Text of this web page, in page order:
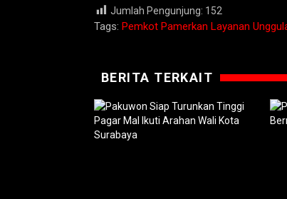
Jumlah Pengunjung: 152
Tags: Pemkot Pamerkan Layanan
BERITA TERKAIT